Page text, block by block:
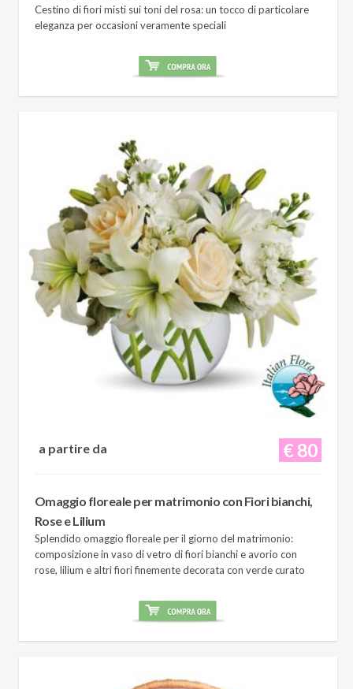
Cestino di fiori misti sui toni del rosa: un tocco di particolare
eleganza per occasioni veramente speciali
€ 80
a partire da
Omaggio floreale per matrimonio con Fiori bianchi,
Rose e Lilium
Splendido omaggio floreale per il giorno del matrimonio:
composizione in vaso di vetro di fiori bianchi e avorio con
rose, lilium e altri fiori finemente decorata con verde curato